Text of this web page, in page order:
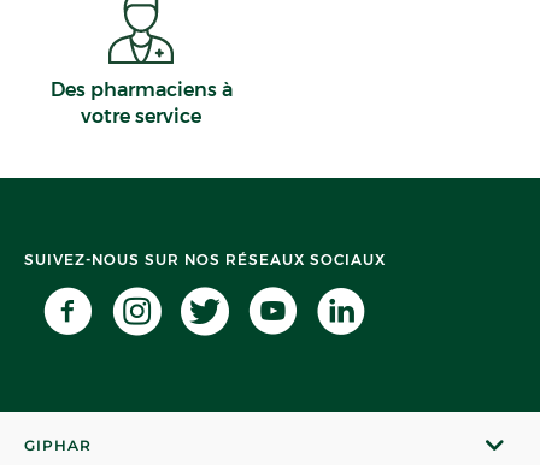
Des pharmaciens à
votre service
SUIVEZ-NOUS SUR NOS RÉSEAUX SOCIAUX
GIPHAR